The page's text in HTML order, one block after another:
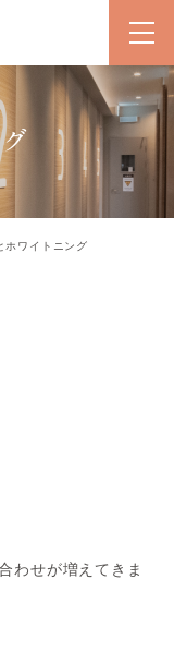
ホワイトニング
わせが増えてきま